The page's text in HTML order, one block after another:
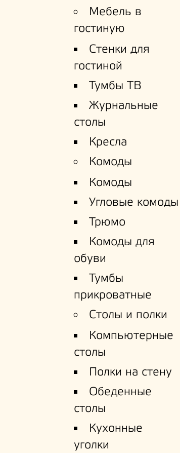
Мебель в
гостиную
Стенки для
гостиной
Тумбы ТВ
Журнальные
столы
Кресла
Комоды
Комоды
Угловые комоды
Трюмо
Комоды для
обуви
Тумбы
прикроватные
Столы и полки
Компьютерные
столы
Полки на стену
Обеденные
столы
Кухонные
уголки